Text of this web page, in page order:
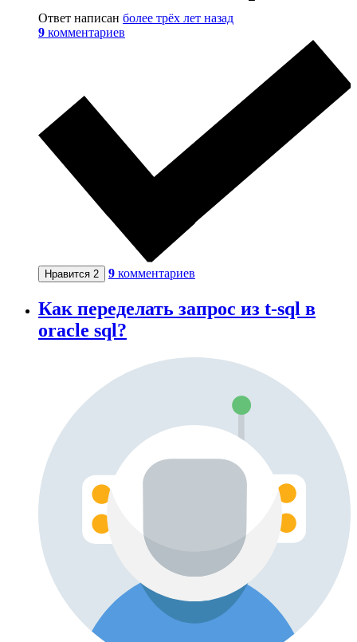
Ответ написан более трёх лет назад
9 комментариев
Нравится 2 9 комментариев
Как переделать запрос из t-sql в
oracle sql?